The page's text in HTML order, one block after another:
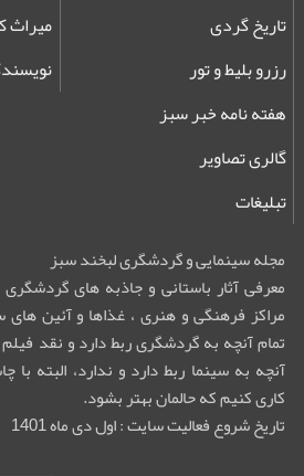
تاریخ گردی
میراث
رزرو بلیط و تور
هفته نامه خبر سبز
گالری تصاویر
تبلیغات
مجله سینمایی و گردشگری لبخند سبز
معرفی آثار باستانی و جاذبه های گردشگری
مراکز فرهنگی و هنری ، غذاها و آئین
تمام آنچه به گردشگری ربط دارد و نقد
آنچه به سینما ربط دارد و ندارد، البته
کاری کنیم که حالمان بهتر بشود.
تاریخ شروع فعالیت سایت : اول دی ماه 1401